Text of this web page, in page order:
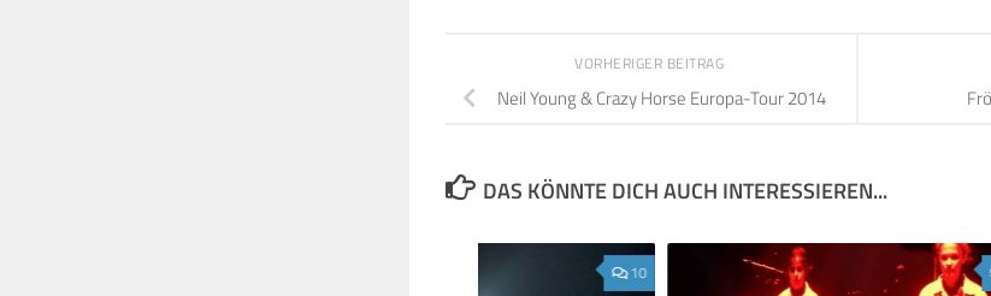
VORHERIGER BEITRAG
Neil Young & Crazy Horse Europa-Tour 2014
DAS KÖNNTE DICH AUCH INTERESSIEREN...
10